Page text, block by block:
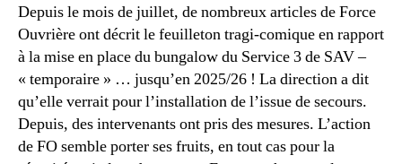
Depuis le mois de juillet, de nombreux articles de Force
Ouvrière ont décrit le feuilleton tragi-comique en rapport
à la mise en place du bungalow du Service 3 de SAV –
« temporaire » … jusqu’en 2025/26 ! La direction a dit
qu’elle verrait pour l’installation de l’issue de secours.
Depuis, des intervenants ont pris des mesures. L’action
de FO semble porter ses fruits, en tout cas pour la